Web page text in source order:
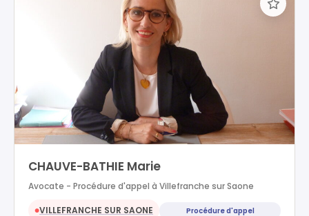
CHAUVE-BATHIE Marie
Avocate - Procédure d'appel à Villefranche sur Saone
●VILLEFRANCHE SUR SAONE Procédure d'appel